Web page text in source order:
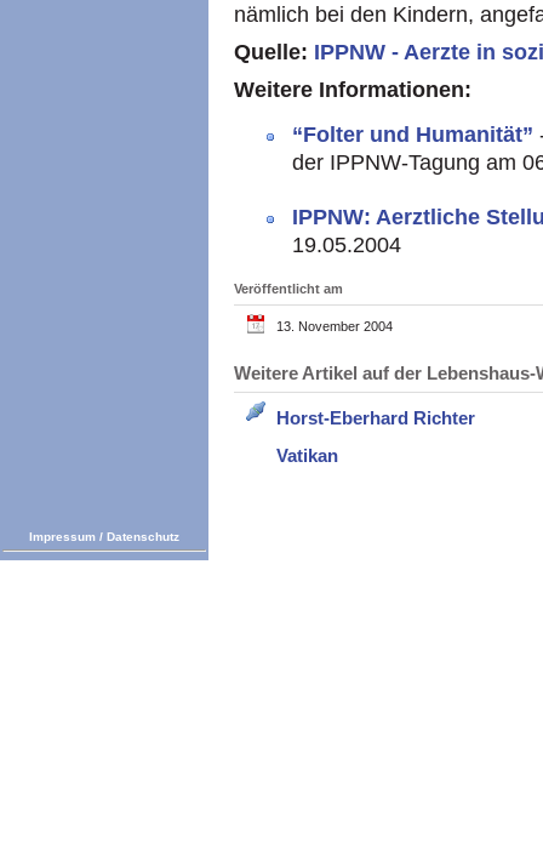
nämlich bei den Kindern,
Quelle: IPPNW - Aerzte in
Weitere Informationen:
“Folter und Humanität”
der IPPNW-Tagung am
IPPNW: Aerztliche
19.05.2004
Veröffentlicht am
13. November 2004
Weitere Artikel auf der
Horst-Eberhard Richter
Vatikan
Impressum / Datenschutz